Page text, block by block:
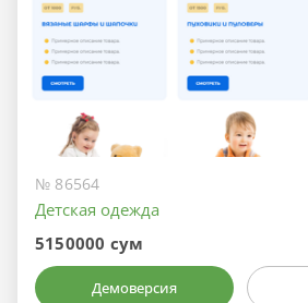
№ 86564
Детская одежда
5150000 сум
Демоверсия